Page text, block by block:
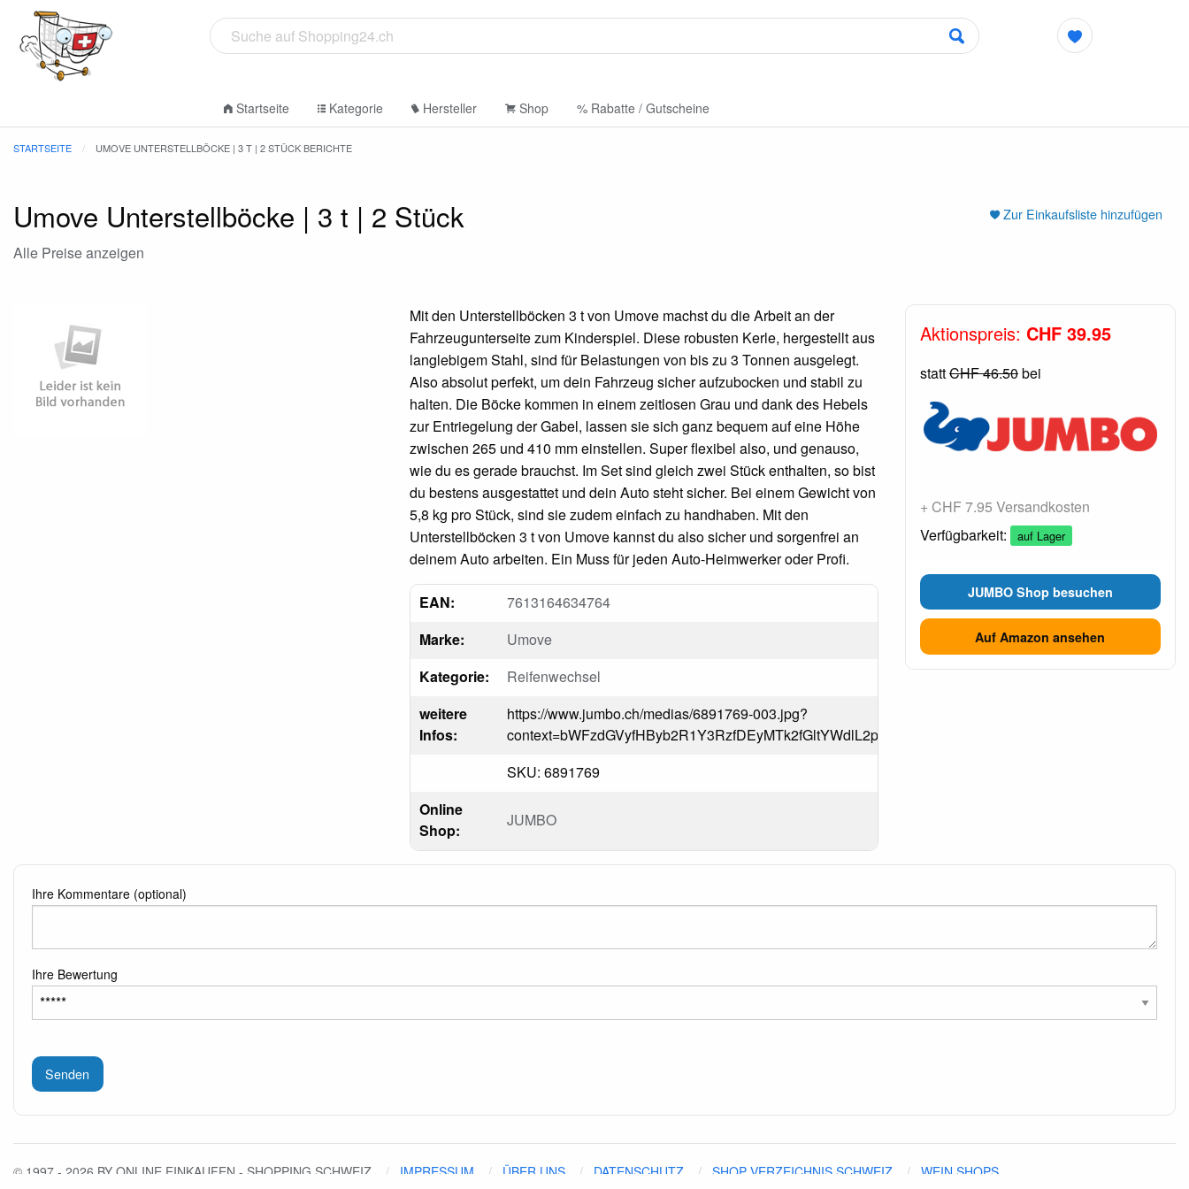
Startseite Kategorie Hersteller Shop % Rabatte / Gutscheine
STARTSEITE UMOVE UNTERSTELLBÖCKE | 3 T | 2 STÜCK BERICHTE
Zur Einkaufsliste hinzufügen
Umove Unterstellböcke | 3 t | 2 Stück
Alle Preise anzeigen
Mit den Unterstellböcken 3 t von Umove machst du die Arbeit an der
Fahrzeugunterseite zum Kinderspiel. Diese robusten Kerle, hergestellt aus
langlebigem Stahl, sind für Belastungen von bis zu 3 Tonnen ausgelegt.
Also absolut perfekt, um dein Fahrzeug sicher aufzubocken und stabil zu
halten. Die Böcke kommen in einem zeitlosen Grau und dank des Hebels
zur Entriegelung der Gabel, lassen sie sich ganz bequem auf eine Höhe
zwischen 265 und 410 mm einstellen. Super flexibel also, und genauso,
wie du es gerade brauchst. Im Set sind gleich zwei Stück enthalten, so bist
du bestens ausgestattet und dein Auto steht sicher. Bei einem Gewicht von
5,8 kg pro Stück, sind sie zudem einfach zu handhaben. Mit den
Unterstellböcken 3 t von Umove kannst du also sicher und sorgenfrei an
deinem Auto arbeiten. Ein Muss für jeden Auto-Heimwerker oder Profi.
EAN:
7613164634764
Marke:
Umove
Kategorie:
Reifenwechsel
weitere
Infos:
https://www.jumbo.ch/medias/6891769-003.jpg?
SKU: 6891769
Online
Shop:
JUMBO
Aktionspreis: CHF 39.95
stattCHF 46.50bei
+ CHF 7.95 Versandkosten
Verfügbarkeit:
auf Lager
JUMBO Shop besuchen
Auf Amazon ansehen
Ihre Kommentare (optional)
Ihre Bewertung
Senden
© 1997 - 2026 BY ONLINE EINKAUFEN - SHOPPING SCHWEIZ IMPRESSUM ÜBER UNS DATENSCHUTZ SHOP VERZEICHNIS SCHWEIZ WEIN SHOPS